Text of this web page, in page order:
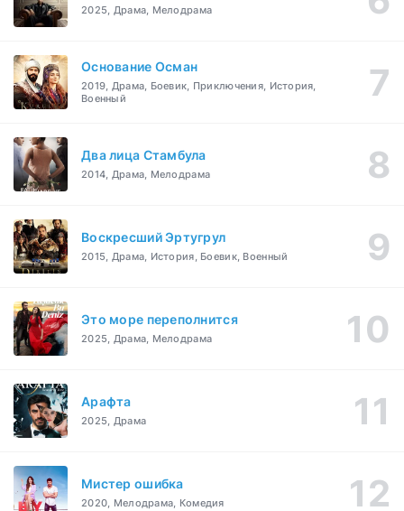
2025, Драма, Мелодрама
Основание Осман
2019, Драма, Боевик, Приключения, История,
Военный
Два лица Стамбула
2014, Драма, Мелодрама
Воскресший Эртугрул
2015, Драма, История, Боевик, Военный
Это море переполнится
2025, Драма, Мелодрама
Арафта
2025, Драма
Мистер ошибка
2020, Мелодрама, Комедия